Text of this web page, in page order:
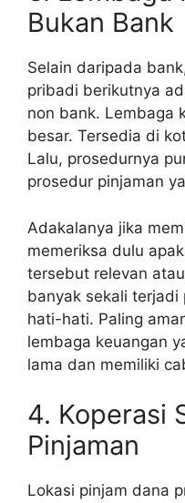
Bukan Bank
Selain daripada
pribadi berikutnya
non bank. Lembaga
besar. Tersedia di
Lalu, prosedurnya
prosedur pinjaman
Adakalanya jika
memeriksa dulu
tersebut relevan
banyak sekali terjadi
hati-hati. Paling
lembaga keuangan
lama dan memiliki
4. Koperasi
Pinjaman
Lokasi pinjam dana